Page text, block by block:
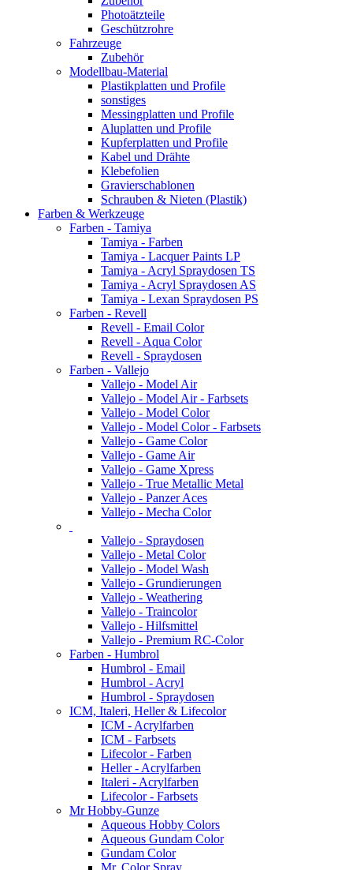
Photoätzteile
Geschützrohre
Fahrzeuge
Zubehör
Modellbau-Material
Plastikplatten und Profile
sonstiges
Messingplatten und Profile
Aluplatten und Profile
Kupferplatten und Profile
Kabel und Drähte
Klebefolien
Gravierschablonen
Schrauben & Nieten (Plastik)
Farben & Werkzeuge
Farben - Tamiya
Tamiya - Farben
Tamiya - Lacquer Paints LP
Tamiya - Acryl Spraydosen TS
Tamiya - Acryl Spraydosen AS
Tamiya - Lexan Spraydosen PS
Farben - Revell
Revell - Email Color
Revell - Aqua Color
Revell - Spraydosen
Farben - Vallejo
Vallejo - Model Air
Vallejo - Model Air - Farbsets
Vallejo - Model Color
Vallejo - Model Color - Farbsets
Vallejo - Game Color
Vallejo - Game Air
Vallejo - Game Xpress
Vallejo - True Metallic Metal
Vallejo - Panzer Aces
Vallejo - Mecha Color
Vallejo - Spraydosen
Vallejo - Metal Color
Vallejo - Model Wash
Vallejo - Grundierungen
Vallejo - Weathering
Vallejo - Traincolor
Vallejo - Hilfsmittel
Vallejo - Premium RC-Color
Farben - Humbrol
Humbrol - Email
Humbrol - Acryl
Humbrol - Spraydosen
ICM, Italeri, Heller & Lifecolor
ICM - Acrylfarben
ICM - Farbsets
Lifecolor - Farben
Heller - Acrylfarben
Italeri - Acrylfarben
Lifecolor - Farbsets
Mr Hobby-Gunze
Aqueous Hobby Colors
Aqueous Gundam Color
Gundam Color
Mr. Color Spray